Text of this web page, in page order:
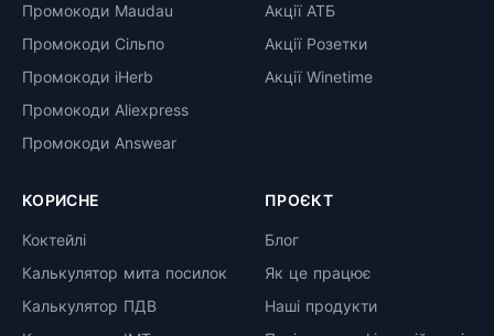
Промокоди Maudau
Промокоди Сільпо
Промокоди iHerb
Промокоди Aliexpress
Промокоди Answear
Акції АТБ
Акції Розетки
Акції Winetime
КОРИСНЕ
Коктейлі
Калькулятор мита посилок
Калькулятор ПДВ
ПРОЄКТ
Блог
Як це працює
Наші продукти